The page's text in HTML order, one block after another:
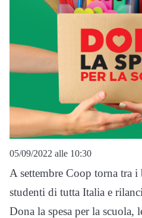
05/09/2022 alle 10:30
A settembre Coop torna tra
studenti di tutta Italia e
Dona la spesa per la scuola,